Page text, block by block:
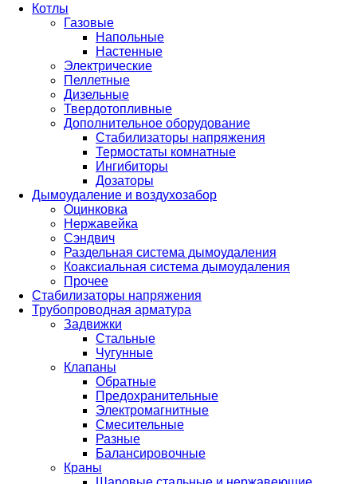
Котлы
Газовые
Напольные
Настенные
Электрические
Пеллетные
Дизельные
Твердотопливные
Дополнительное оборудование
Стабилизаторы напряжения
Термостаты комнатные
Ингибиторы
Дозаторы
Дымоудаление и воздухозабор
Оцинковка
Нержавейка
Сэндвич
Раздельная система дымоудаления
Коаксиальная система дымоудаления
Прочее
Стабилизаторы напряжения
Трубопроводная арматура
Задвижки
Стальные
Чугунные
Клапаны
Обратные
Предохранительные
Электромагнитные
Смесительные
Разные
Балансировочные
Краны